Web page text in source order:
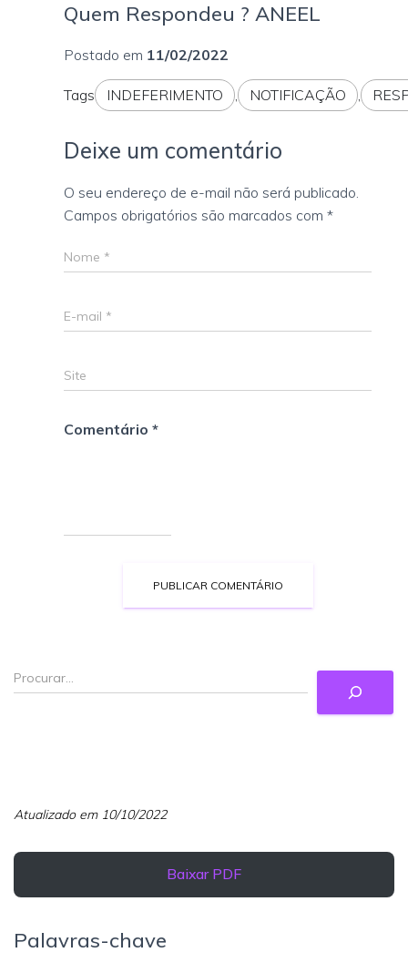
Quem Respondeu ? ANEEL
Postado em 11/02/2022
Tags INDEFERIMENTO , NOTIFICAÇÃO ,
Deixe um comentário
O seu endereço de e-mail não será publicado.
Campos obrigatórios são marcados com *
Nome *
E-mail *
Site
Comentário *
Atualizado em 10/10/2022
Baixar PDF
Palavras-chave